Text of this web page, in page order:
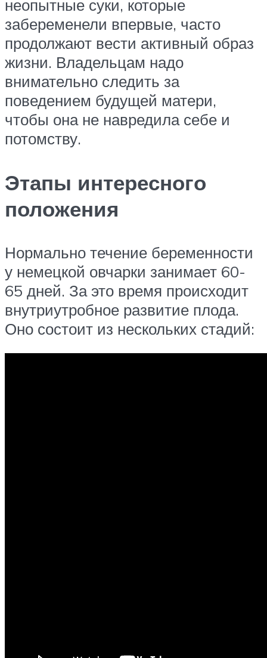
неопытные суки, которые
забеременели впервые, часто
продолжают вести активный образ
жизни. Владельцам надо
внимательно следить за
поведением будущей матери,
чтобы она не навредила себе и
потомству.
Этапы интересного
положения
Нормально течение беременности
у немецкой овчарки занимает 60-
65 дней. За это время происходит
внутриутробное развитие плода.
Оно состоит из нескольких стадий: